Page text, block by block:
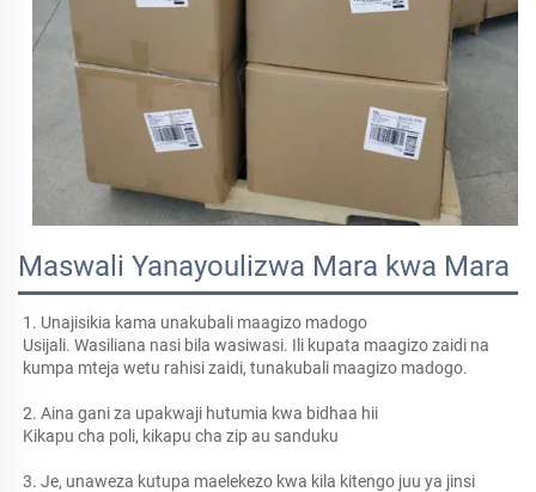
Maswali Yanayoulizwa Mara kwa Mara
1. Unajisikia kama unakubali maagizo madogo
Usijali. Wasiliana nasi bila wasiwasi. Ili kupata maagizo zaidi na
kumpa mteja wetu rahisi zaidi, tunakubali maagizo madogo.
2. Aina gani za upakwaji hutumia kwa bidhaa hii
Kikapu cha poli, kikapu cha zip au sanduku
3. Je, unaweza kutupa maelekezo kwa kila kitengo juu ya jinsi